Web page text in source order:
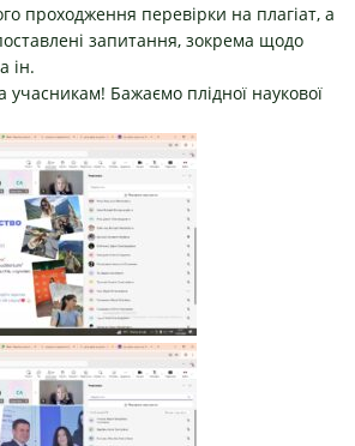
проходження перевірки на плагіат, а
запитання, зокрема щодо
ін.
учасникам! Бажаємо плідної наукової